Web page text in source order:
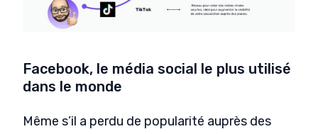
Facebook, le média social le plus utilisé
dans le monde
Même s’il a perdu de popularité auprès des